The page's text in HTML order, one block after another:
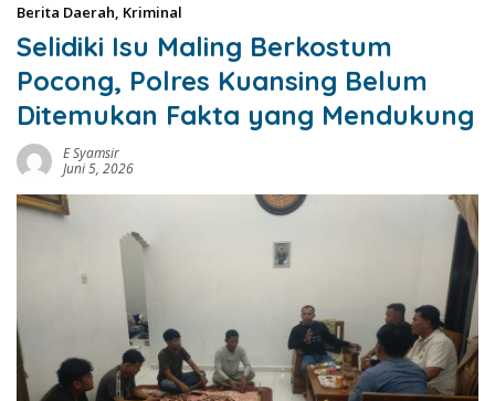
Berita Daerah, Kriminal
Selidiki Isu Maling Berkostum
Pocong, Polres Kuansing Belum
Ditemukan Fakta yang Mendukung
E Syamsir
Juni 5, 2026